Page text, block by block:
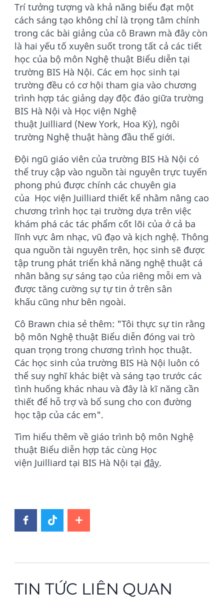
Trí tưởng tượng và khả năng biểu đạt một
cách sáng tạo không chỉ là trọng tâm chính
trong các bài giảng của cô Brawn mà đây còn
là hai yếu tố xuyên suốt trong tất cả các tiết
học của bộ môn Nghệ thuật Biểu diễn tại
trường BIS Hà Nội. Các em học sinh tại
trường đều có cơ hội tham gia vào chương
trình hợp tác giảng dạy độc đáo giữa trường
BIS Hà Nội và Học viện Nghệ
thuật Juilliard (New York, Hoa Kỳ), ngôi
trường Nghệ thuật hàng đầu thế giới.
Đội ngũ giáo viên của trường BIS Hà Nội có
thể truy cập vào nguồn tài nguyên trực tuyến
phong phú được chính các chuyên gia
của Học viện Juilliard thiết kế nhằm nâng cao
chương trình học tại trường dựa trên việc
khám phá các tác phẩm cốt lõi của ở cả ba
lĩnh vực âm nhạc, vũ đạo và kịch nghệ. Thông
qua nguồn tài nguyên trên, học sinh sẽ được
tập trung phát triển khả năng nghệ thuật cá
nhân bằng sự sáng tạo của riêng mỗi em và
được tăng cường sự tự tin ở trên sân
khấu cũng như bên ngoài.
Cô Brawn chia sẻ thêm: "Tôi thực sự tin rằng
bộ môn Nghệ thuật Biểu diễn đóng vai trò
quan trọng trong chương trình học thuật.
Các học sinh của trường BIS Hà Nội luôn có
thể suy nghĩ khác biệt và sáng tạo trước các
tình huống khác nhau và đây là kĩ năng cần
thiết để hỗ trợ và bổ sung cho con đường
học tập của các em".
Tìm hiểu thêm về giáo trình bộ môn Nghệ
thuật Biểu diễn hợp tác cùng Học
viện Juilliard tại BIS Hà Nội tại đây.
TIN TỨC LIÊN QUAN